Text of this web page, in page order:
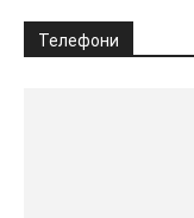
Телефони